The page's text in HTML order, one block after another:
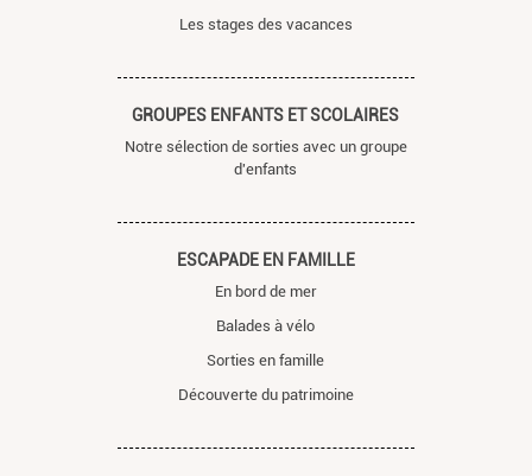
Les stages des vacances
GROUPES ENFANTS ET SCOLAIRES
Notre sélection de sorties avec un groupe
d'enfants
ESCAPADE EN FAMILLE
En bord de mer
Balades à vélo
Sorties en famille
Découverte du patrimoine